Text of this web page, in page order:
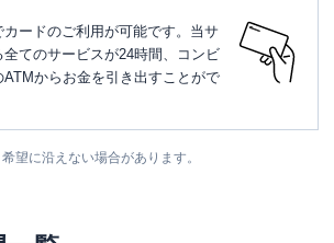
ードのご利用が可能です。当サ
てのサービスが24時間、コンビ
からお金を引き出すことがで
望に沿えない場合があります。